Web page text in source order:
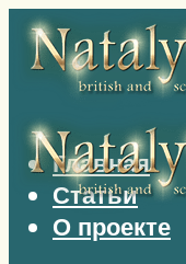
Главная
Статьи
О проекте